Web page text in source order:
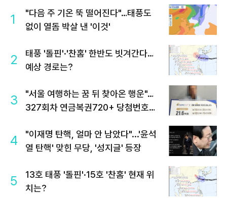
1
"다음 주 기온 뚝 떨어진다"…태풍도
없이 열돔 박살 낸 '이것'
2
태풍 '돌핀'·'찬홈' 한반도 빗겨간다…
예상 경로는?
3
"서울 여행하는 꿈 뒤 찾아온 행운"…
327회차 연금복권720+ 당첨번호조
4
"이재명 탄핵, 얼마 안 남았다"...'윤석
열 탄핵' 맞힌 무당, '성지글' 등장
5
13호 태풍 '돌핀'·15호 '찬홈' 현재 위
치는?